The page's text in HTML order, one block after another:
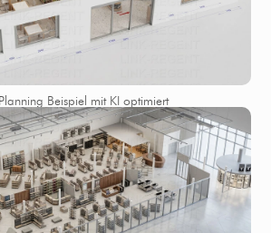
Beispiel mit KI optimiert